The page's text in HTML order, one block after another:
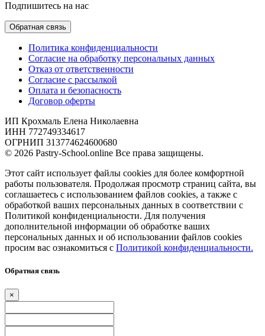
Подпишитесь на нас
Обратная связь
Политика конфиденциальности
Согласие на обработку персональных данных
Отказ от ответственности
Согласие с рассылкой
Оплата и безопасность
Договор оферты
ИП Крохмаль Елена Николаевна
ИНН 772749334617
ОГРНИП 313774624600680
© 2026 Pastry-School.online Все права защищены.
Этот сайт использует файлы cookies для более комфортной
работы пользователя. Продолжая просмотр страниц сайта, вы
соглашаетесь с использованием файлов cookies, а также с
обработкой ваших персональных данных в соответствии с
Политикой конфиденциальности. Для получения
дополнительной информации об обработке ваших
персональных данных и об использовании файлов cookies
просим вас ознакомиться с Политикой конфиденциальности.
Обратная связь
×